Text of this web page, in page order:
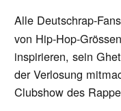
Alle Deutschrap-
von Hip-Hop-
inspirieren, sein
der Verlosung
Clubshow des